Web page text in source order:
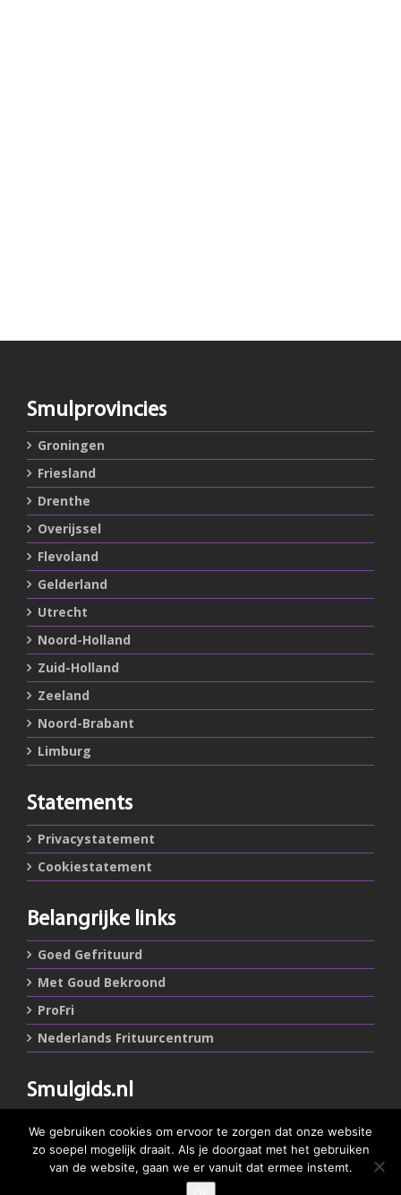
Smulprovincies
Groningen
Friesland
Drenthe
Overijssel
Flevoland
Gelderland
Utrecht
Noord-Holland
Zuid-Holland
Zeeland
Noord-Brabant
Limburg
Statements
Privacystatement
Cookiestatement
Belangrijke links
Goed Gefrituurd
Met Goud Bekroond
ProFri
Nederlands Frituurcentrum
Smulgids.nl
Blaarthemseweg 72
5502 JW Veldhoven
We gebruiken cookies om ervoor te zorgen dat onze website
zo soepel mogelijk draait. Als je doorgaat met het gebruiken
van de website, gaan we er vanuit dat ermee instemt.